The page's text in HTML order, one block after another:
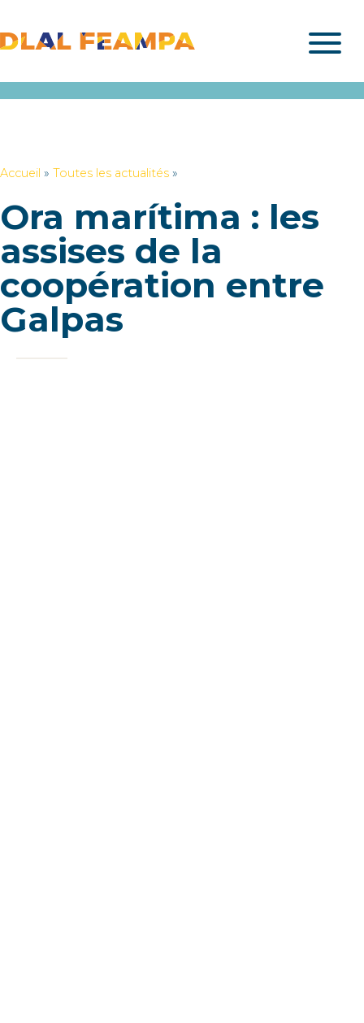
Accueil » Toutes les actualités »
Ora marítima : les
assises de la
coopération entre
Galpas